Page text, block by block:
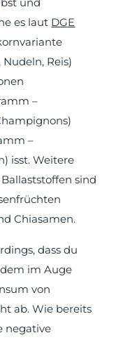
es laut DGE
Reis)
–
–
isst. Weitere
sind
Chiasamen.
dass du
im Auge
von
ab. Wie bereits
negative